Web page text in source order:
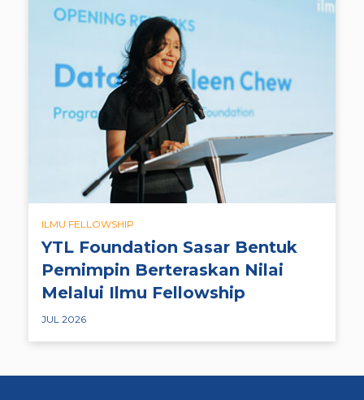
ILMU FELLOWSHIP
YTL Foundation Sasar Bentuk
Pemimpin Berteraskan Nilai
Melalui Ilmu Fellowship
JUL 2026